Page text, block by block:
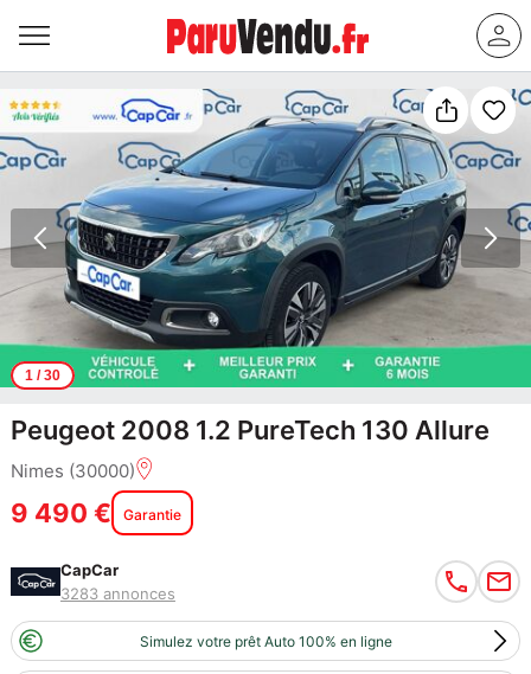
1/ 30
Peugeot 2008 1.2 PureTech 130 Allure
Nimes (30000)
9 490 € Garantie
CapCar
3283 annonces
Simulez votre prêt Auto 100% en ligne